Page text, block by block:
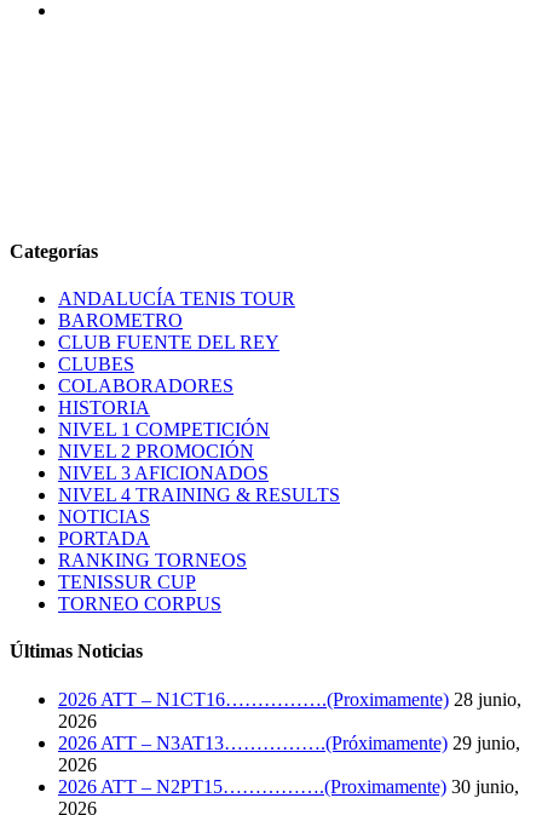
Categorías
ANDALUCÍA TENIS TOUR
BAROMETRO
CLUB FUENTE DEL REY
CLUBES
COLABORADORES
HISTORIA
NIVEL 1 COMPETICIÓN
NIVEL 2 PROMOCIÓN
NIVEL 3 AFICIONADOS
NIVEL 4 TRAINING & RESULTS
NOTICIAS
PORTADA
RANKING TORNEOS
TENISSUR CUP
TORNEO CORPUS
Últimas Noticias
2026 ATT – N1CT16…………….(Proximamente) 28 junio,
2026
2026 ATT – N3AT13…………….(Próximamente) 29 junio,
2026
2026 ATT – N2PT15…………….(Proximamente) 30 junio,
2026